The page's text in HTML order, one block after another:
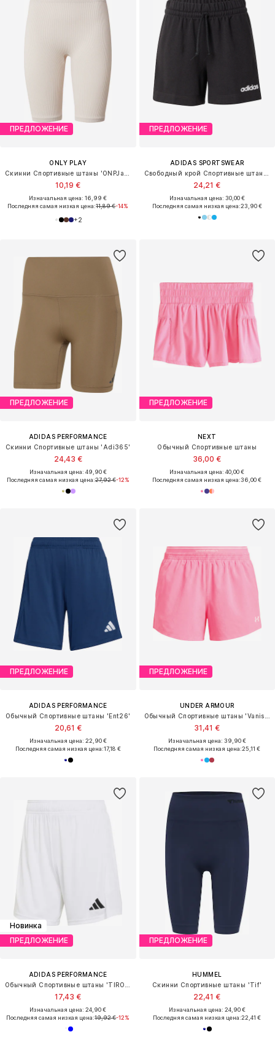
ПРЕДЛОЖЕНИЕ
ONLY PLAY
10,19 €
Изначальная цена: 16,99 €
Последняя самая низкая цена:11,89 €-14%
+2
ПРЕДЛОЖЕНИЕ
ADIDAS SPORTSWEAR
24,21 €
Изначальная цена: 30,00 €
Последняя самая низкая цена:23,90 €
ПРЕДЛОЖЕНИЕ
ADIDAS PERFORMANCE
Скинни Спортивные штаны 'Adi365'
24,43 €
Изначальная цена: 49,90 €
Последняя самая низкая цена:27,92 €-12%
ПРЕДЛОЖЕНИЕ
NEXT
Обычный Спортивные штаны
36,00 €
Изначальная цена: 40,00 €
Последняя самая низкая цена:36,00 €
ПРЕДЛОЖЕНИЕ
ADIDAS PERFORMANCE
Обычный Спортивные штаны 'Ent26'
20,61 €
Изначальная цена: 22,90 €
Последняя самая низкая цена:17,18 €
ПРЕДЛОЖЕНИЕ
UNDER ARMOUR
31,41 €
Изначальная цена: 39,90 €
Последняя самая низкая цена:25,11 €
Новинка
ПРЕДЛОЖЕНИЕ
ADIDAS PERFORMANCE
17,43 €
Изначальная цена: 24,90 €
Последняя самая низкая цена:19,92 €-12%
ПРЕДЛОЖЕНИЕ
HUMMEL
Скинни Спортивные штаны 'Tif'
22,41 €
Изначальная цена: 24,90 €
Последняя самая низкая цена:22,41 €